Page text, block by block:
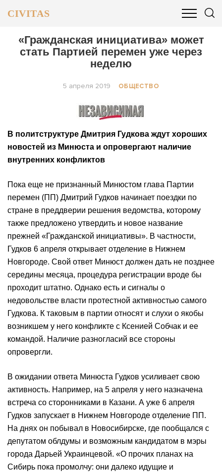
CIVITAS
ОБЩЕСТВО БИЗНЕС И ФИНАНСЫ
«Гражданская инициатива» может
стать Партией перемен уже через
неделю
5 апреля 2019 ОБЩЕСТВО
В политструктуре Дмитрия Гудкова ждут хороших
новостей из Минюста и опровергают наличие
внутренних конфликтов
Пока еще не признанный Минюстом глава Партии
перемен (ПП) Дмитрий Гудков начинает поездки по
стране в преддверии решения ведомства, которому
также предложено утвердить и новое название
прежней «Гражданской инициативы». В частности,
Гудков 6 апреля открывает отделение в Нижнем
Новгороде. Свой ответ Минюст должен дать не позднее
середины месяца, процедура регистрации вроде бы
проходит штатно. Однако есть и сигналы о
недовольстве власти протестной активностью самого
Гудкова. К таковым в партии относят и слухи о якобы
возникшем у него конфликте с Ксенией Собчак и ее
командой. Наличие разногласий все стороны
опровергли.
В ожидании ответа Минюста Гудков усиливает свою
активность. Например, на 5 апреля у него назначена
встреча со сторонниками в Казани. А уже 6 апреля
Гудков запускает в Нижнем Новгороде отделение ПП.
На днях он побывал в Новосибирске, где пообщался с
депутатом облдумы и возможным кандидатом в мэры
города Дарьей Украинцевой. «О прочих планах на
Сибирь пока промолчу: они далеко идущие и